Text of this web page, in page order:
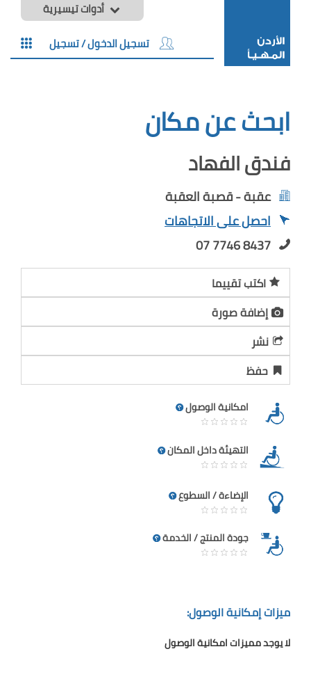
أدوات تيسيرية
تسجيل الدخول / تسجيل
ابحث عن مكان
فندق الفهاد
عقبة - قصبة العقبة
احصل على الاتجاهات
07 7746 8437
اكتب تقييما
إضافة صورة
نشر
حفظ
امكانية الوصول
التهيئة داخل المكان
الإضاءة / السطوع
جودة المنتج / الخدمة
ميزات إمكانية الوصول:
لا يوجد مميزات امكانية الوصول